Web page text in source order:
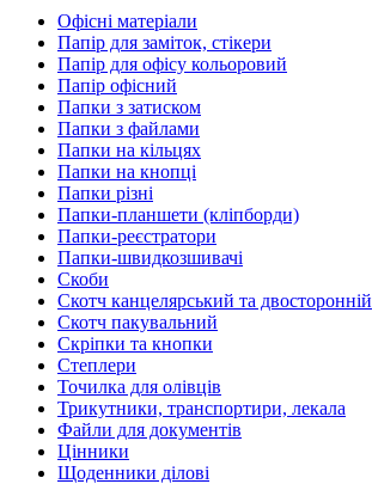
Офісні матеріали
Папір для заміток, стікери
Папір для офісу кольоровий
Папір офісний
Папки з затиском
Папки з файлами
Папки на кільцях
Папки на кнопці
Папки різні
Папки-планшети (кліпборди)
Папки-реєстратори
Папки-швидкозшивачі
Скоби
Скотч канцелярський та двосторонній
Скотч пакувальний
Скріпки та кнопки
Степлери
Точилка для олівців
Трикутники, транспортири, лекала
Файли для документів
Цінники
Щоденники ділові